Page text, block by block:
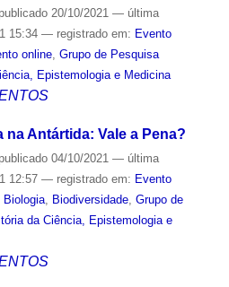
publicado20/10/2021 — última
15:34 — registrado em: Evento
online, Grupo de Pesquisa
Epistemologia e Medicina
Antártida: Vale a Pena?
publicado04/10/2021 — última
12:57 — registrado em: Evento
Biologia, Biodiversidade, Grupo de
da Ciência, Epistemologia e